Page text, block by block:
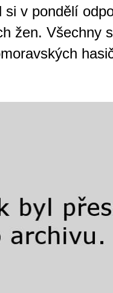
v pondělí
žen. Všechny
Brno je
zajímavé
restaurace,
kde si
pro pravidelné